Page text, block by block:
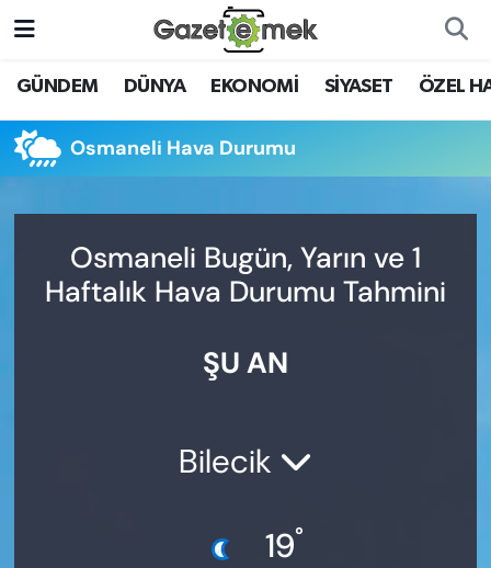
GÜNDEM DÜNYA EKONOMİ SİYASET ÖZEL
Osmaneli Hava Durumu
Osmaneli Bugün, Yarın ve 1
Haftalık Hava Durumu Tahmini
ŞU AN
Bilecik
19°
DÜNYA
EKONOMİ
YENİ MEDYADA EMEK
GAZETECİLİĞİNİ GELİŞTİRMEK
Nöbetçi Eczaneler
Hava Durumu
Trafik Durumu
Süper Lig Puan Durumu ve Fikstür